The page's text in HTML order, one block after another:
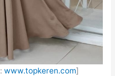
www.topkeren.com]